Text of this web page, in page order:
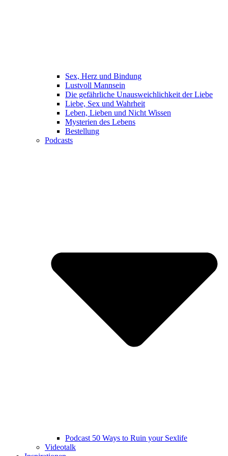
Sex, Herz und Bindung
Lustvoll Mannsein
Die gefährliche Unausweichlichkeit der Liebe
Liebe, Sex und Wahrheit
Leben, Lieben und Nicht Wissen
Mysterien des Lebens
Bestellung
Podcasts
Podcast 50 Ways to Ruin your Sexlife
Videotalk